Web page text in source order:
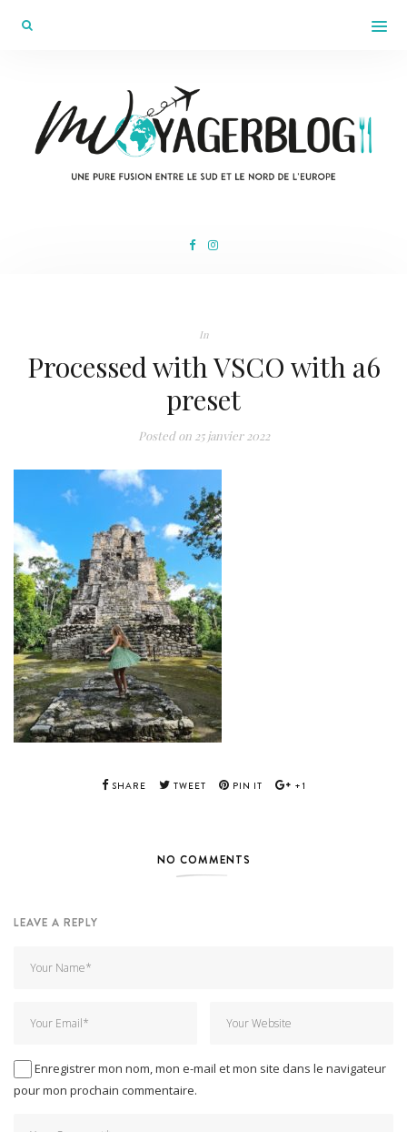
In
Processed with VSCO with a6
preset
Posted on25 janvier 2022
SHARE TWEET PIN IT +1
NO COMMENTS
LEAVE A REPLY
Enregistrer mon nom, mon e-mail et mon site dans le navigateur
pour mon prochain commentaire.